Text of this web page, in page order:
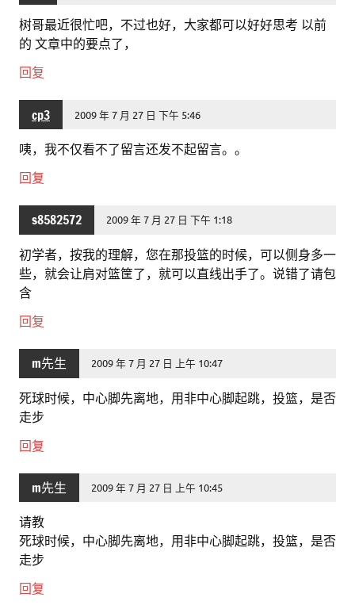
树哥最近很忙吧，不过也好，大家都可以好好思考 以前
的 文章中的要点了，
回复
cp3 2009 年 7 月 27 日 下午 5:46
咦，我不仅看不了留言还发不起留言。。
回复
s8582572 2009 年 7 月 27 日 下午 1:18
初学者，按我的理解，您在那投篮的时候，可以侧身多一
些，就会让肩对篮筐了，就可以直线出手了。说错了请包
含
回复
m先生 2009 年 7 月 27 日 上午 10:47
死球时候，中心脚先离地，用非中心脚起跳，投篮，是否
走步
回复
m先生 2009 年 7 月 27 日 上午 10:45
请教
死球时候，中心脚先离地，用非中心脚起跳，投篮，是否
走步
回复